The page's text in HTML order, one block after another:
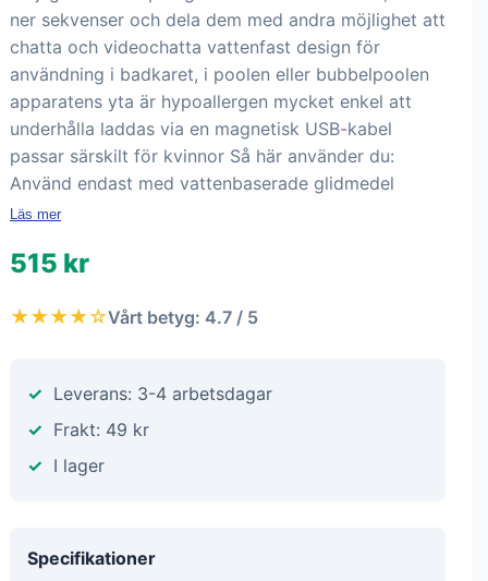
ner sekvenser och dela dem med andra möjlighet att
chatta och videochatta vattenfast design för
användning i badkaret, i poolen eller bubbelpoolen
apparatens yta är hypoallergen mycket enkel att
underhålla laddas via en magnetisk USB-kabel
passar särskilt för kvinnor Så här använder du:
Använd endast med vattenbaserade glidmedel
Läs mer
515 kr
★★★★☆Vårt betyg: 4.7 / 5
Leverans: 3-4 arbetsdagar
Frakt: 49 kr
I lager
Specifikationer